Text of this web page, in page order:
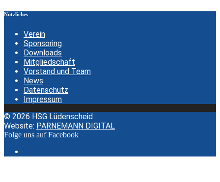
Nützliches
Verein
Sponsoring
Downloads
Mitgliedschaft
Vorstand und Team
News
Datenschutz
Impressum
© 2026 HSG Lüdenscheid
Website: PARNEMANN DIGITAL
Folge uns auf Facebook